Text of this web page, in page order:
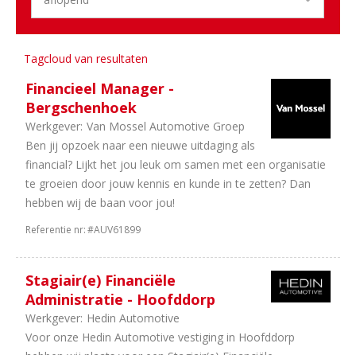
Aantal
uren
uur
overleg
Tagcloud van resultaten
Financieel Manager -
Bergschenhoek
Werkgever: Van Mossel Automotive Groep
Ben jij opzoek naar een nieuwe uitdaging als
financial? Lijkt het jou leuk om samen met een organisatie
te groeien door jouw kennis en kunde in te zetten? Dan
hebben wij de baan voor jou!
Referentie nr:#AUV61899
Stagiair(e) Financiële
Administratie - Hoofddorp
Werkgever: Hedin Automotive
Voor onze Hedin Automotive vestiging in Hoofddorp